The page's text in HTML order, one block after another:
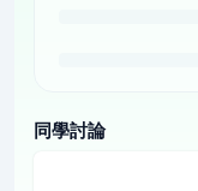
同學討論